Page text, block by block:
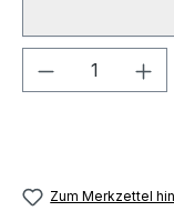
Produkt
Zum Merkzettel